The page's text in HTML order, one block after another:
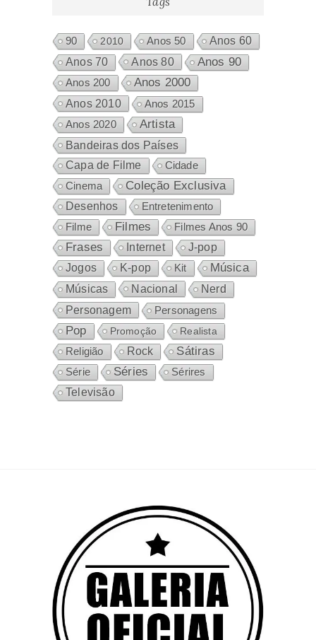
90 2010 Anos 50
Anos 60
Anos 70
Anos 80 Anos 90
Anos 200 Anos 2000
Anos 2010 Anos 2015
Anos 2020 Artista
Bandeiras dos Países
Capa de Filme
Cidade
Cinema
Coleção Exclusiva
Desenhos
Entretenimento
Filme
Filmes Filmes Anos 90
Frases Internet
J-pop
Jogos
K-pop Kit Música
Músicas Nacional Nerd
Personagem Personagens
Pop Promoção
Realista
Religião
Rock Sátiras
Série Séries
Sérires
Televisão